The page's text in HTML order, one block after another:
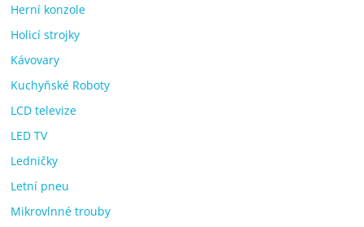
Herní konzole
Holicí strojky
Kávovary
Kuchyňské Roboty
LCD televize
LED TV
Ledničky
Letní pneu
Mikrovlnné trouby